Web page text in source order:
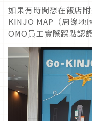
如果有時間想在飯店
KINJO MAP（周邊地
OMO員工實際踩點認